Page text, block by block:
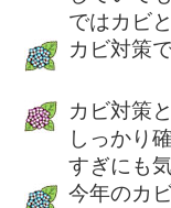
ではカビ
カビ対策
カビ対策
しっかり
すぎにも
今年のカ